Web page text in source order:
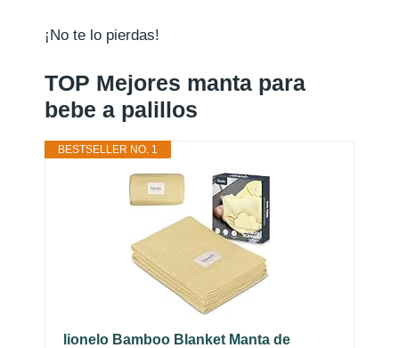
¡No te lo pierdas!
TOP Mejores manta para
bebe a palillos
BESTSELLER NO. 1
lionelo Bamboo Blanket Manta de